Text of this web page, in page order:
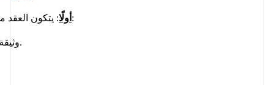
أولًا : يتكون العقد من الوثائق التالية:
وثيقة العقد الأساسية.